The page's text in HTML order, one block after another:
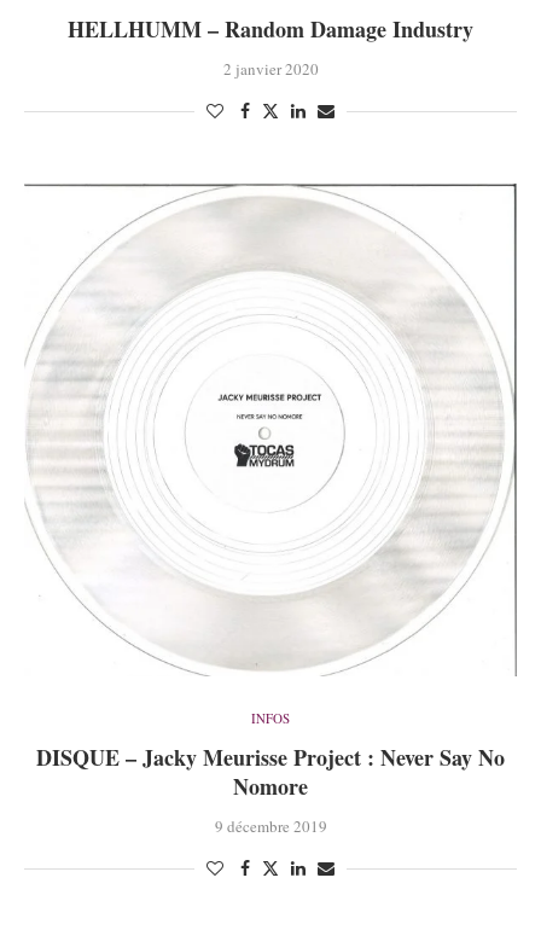
HELLHUMM – Random Damage Industry
2 janvier 2020
INFOS
DISQUE – Jacky Meurisse Project : Never Say No
Nomore
9 décembre 2019